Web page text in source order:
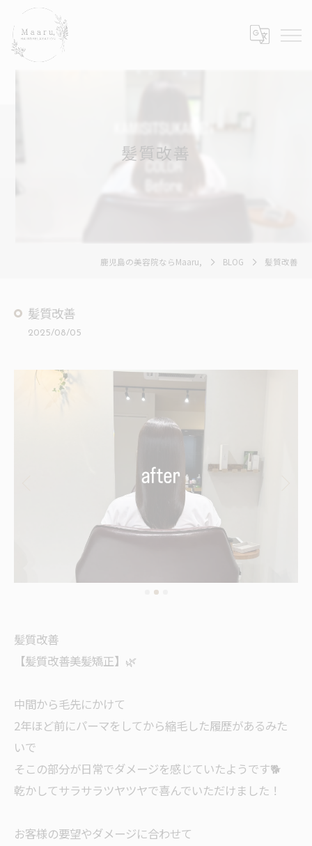
髪質改善
鹿児島の美容院ならMaaru, BLOG 髪質改善
髪質改善
2025/08/05
髪質改善
【髪質改善美髪矯正】🌿
中間から毛先にかけて
2年ほど前にパーマをしてから縮毛した履歴があるみた
いで
そこの部分が日常でダメージを感じていたようです🐕
乾かしてサラサラツヤツヤで喜んでいただけました！
お客様の要望やダメージに合わせて